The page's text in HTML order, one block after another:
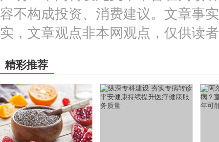
容不构成投资、消费建议。文章事
实，文章观点非本网观点，仅供读
精彩推荐